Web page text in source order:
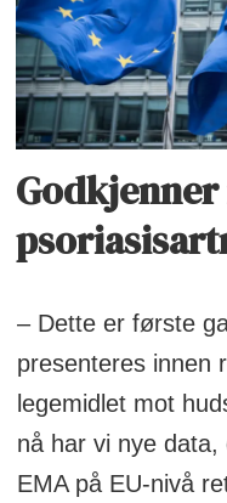
– Dette er første
presenteres innen
legemidlet mot
nå har vi nye
EMA på EU-nivå